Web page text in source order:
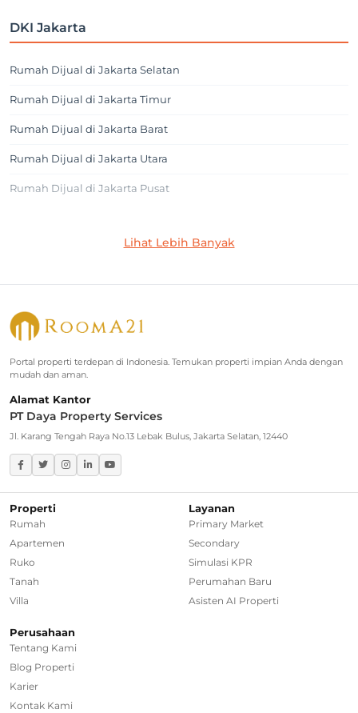
DKI Jakarta
Rumah Dijual di Jakarta Selatan
Rumah Dijual di Jakarta Timur
Rumah Dijual di Jakarta Barat
Rumah Dijual di Jakarta Utara
Rumah Dijual di Jakarta Pusat
Rumah Dijual di Jagakarsa
Rumah Dijual di Kebayoran Baru
Greater Jakarta
Rumah Dijual di Bekasi
Rumah Dijual di Bogor
Rumah Dijual di Depok
Regional Agencies
Bandung
Surabaya
Bali
Lihat Lebih Banyak
Portal properti terdepan di Indonesia. Temukan properti impian Anda dengan
mudah dan aman.
Alamat Kantor
PT Daya Property Services
Jl. Karang Tengah Raya No.13 Lebak Bulus, Jakarta Selatan, 12440
Properti
Rumah
Apartemen
Ruko
Tanah
Villa
Layanan
Primary Market
Secondary
Simulasi KPR
Perumahan Baru
Asisten AI Properti
Perusahaan
Tentang Kami
Blog Properti
Karier
Kontak Kami